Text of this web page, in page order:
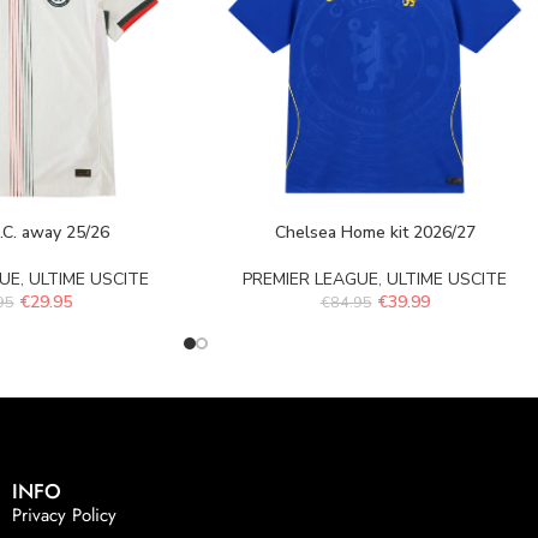
away 25/26
, ULTIME USCITE
€29.95
Chelsea Home kit 2026/27
PREMIER LEAGUE, ULTIME USCITE
€84.95 €39.99
INFO
Privacy Policy